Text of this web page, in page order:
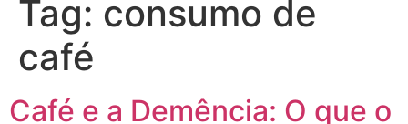
Tag: consumo de
café
Café e a Demência: O que o